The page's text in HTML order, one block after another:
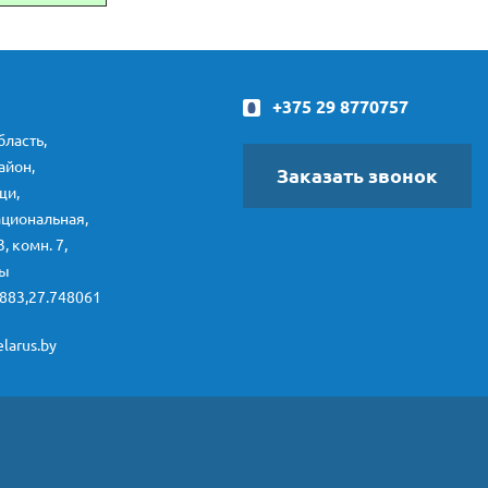
комн. 7,
+375 29 8770757
Заказать звонок